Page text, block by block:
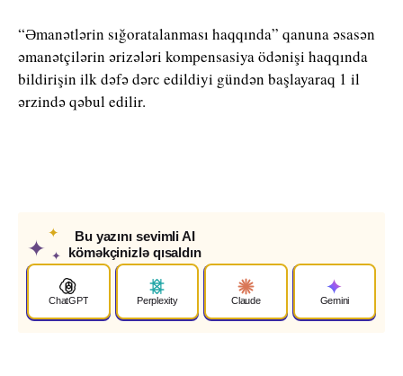
“Əmanətlərin sığoratalanması haqqında” qanuna əsasən
əmanətçilərin ərizələri kompensasiya ödənişi haqqında
bildirişin ilk dəfə dərc edildiyi gündən başlayaraq 1 il
ərzində qəbul edilir.
✦
✦
✦
Bu yazını sevimli AI
köməkçinizlə qısaldın
ChatGPT Perplexity Claude Gemini